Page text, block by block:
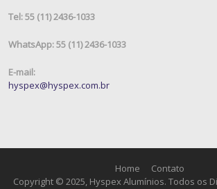
Tel: 55 (11) 2436-1033
WhatsApp: 55 (11) 2436-1033
E-mail:
hyspex@hyspex.com.br
Home
Contato
Copyright © 2025, Hyspex Alumínios. Todos os